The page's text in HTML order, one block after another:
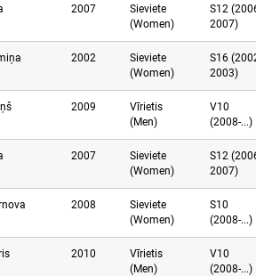
2007
Sieviete
(Women)
S12
2007)
2002
Sieviete
(Women)
S16
2003)
2009
Vīrietis
(Men)
V10
(2008-...)
2007
Sieviete
(Women)
S12
2007)
2008
Sieviete
(Women)
S10
(2008-...)
2010
Vīrietis
(Men)
V10
(2008-...)